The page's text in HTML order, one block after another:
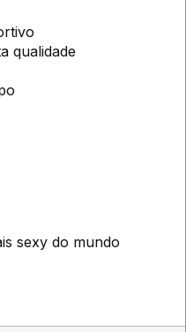
qualidade
sexy do mundo